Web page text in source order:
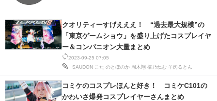
住まい
動物 リサーチ
会員記事
注目記事を集めた総合ページ
2023-09-25 07:05
SAUDON こた のとほのか 周木翔 椛乃ねむ 羊肉るとん
クオリティーすげえええ！ “過去最大規模”の
「東京ゲームショウ」を盛り上げたコスプレイヤ
ー＆コンパニオン大量まとめ
コミケのコスプレほんと好き！ コミケC101の
かわいさ爆発コスプレイヤーさんまとめ